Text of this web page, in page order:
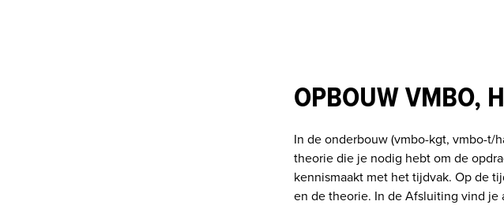
OPBOUW VMBO,
In de onderbouw (vmbo-kgt, vmbo-t/
theorie die je nodig hebt om de
kennismaakt met het tijdvak. Op de
en de theorie. In de Afsluiting vind je